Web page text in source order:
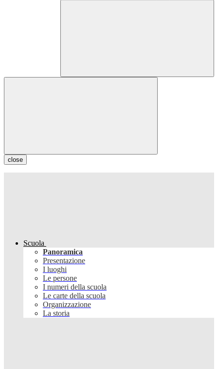
close
Scuola
Panoramica
Presentazione
I luoghi
Le persone
I numeri della scuola
Le carte della scuola
Organizzazione
La storia